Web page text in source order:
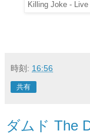
Killing Joke -
時刻: 16:56
共有
ダムド The